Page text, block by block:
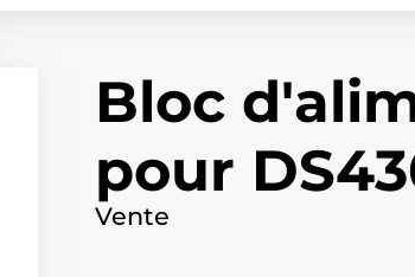
Bloc
pour
Vente